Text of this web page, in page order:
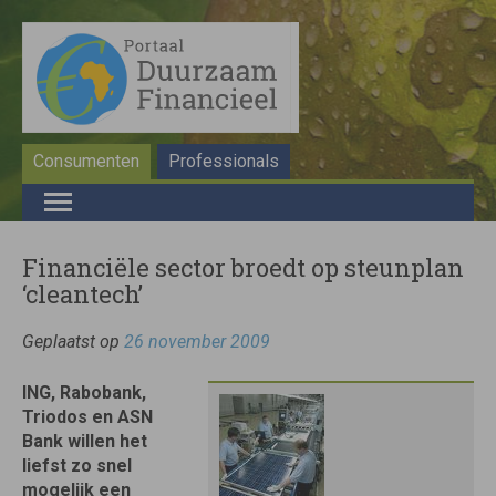
Consumenten Professionals
Financiële sector broedt op steunplan
‘cleantech’
Geplaatst op 26 november 2009
ING, Rabobank,
Triodos en ASN
Bank willen het
liefst zo snel
mogelijk een